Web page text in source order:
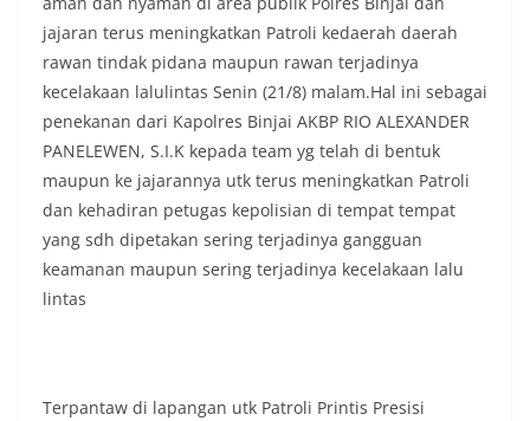
jajaran terus meningkatkan Patroli kedaerah daerah
rawan tindak pidana maupun rawan terjadinya
kecelakaan lalulintas Senin (21/8) malam.Hal ini sebagai
penekanan dari Kapolres Binjai AKBP RIO ALEXANDER
PANELEWEN, S.I.K kepada team yg telah di bentuk
maupun ke jajarannya utk terus meningkatkan Patroli
dan kehadiran petugas kepolisian di tempat tempat
yang sdh dipetakan sering terjadinya gangguan
keamanan maupun sering terjadinya kecelakaan lalu
lintas
Terpantaw di lapangan utk Patroli Printis Presisi